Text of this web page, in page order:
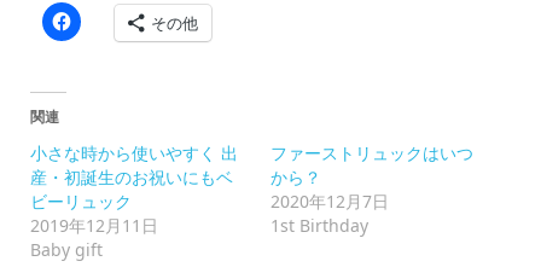
Facebook
で
ク
リ
ッ
ク
し
て
く
だ
その他
関連
小さな時から使いやすく 出
産・初誕生のお祝いにもベ
ビーリュック
2019年12月11日
Baby gift
ファーストリュックはいつ
から？
2020年12月7日
1st Birthday